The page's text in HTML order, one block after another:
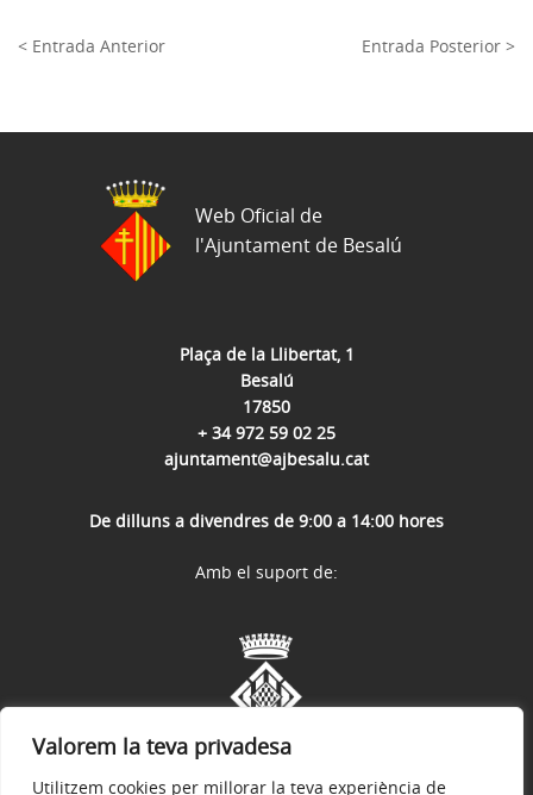
Valorem la teva privadesa
Utilitzem cookies per millorar la teva experiència de
< Entrada Anterior Entrada Posterior >
Plaça de la Llibertat, 1
Besalú
17850
+ 34 972 59 02 25
ajuntament@ajbesalu.cat
De dilluns a divendres de 9:00 a 14:00 hores
Web Oficial de
l'Ajuntament de Besalú
Amb el suport de: